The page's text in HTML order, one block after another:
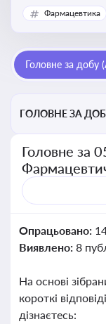
лікарських
аптек, з
Фармацевтика
Головне за добу
ГОЛОВНЕ ЗА
Головне за
Опрацьовано:
Виявлено: 8
На основі
короткі
дізнаєтесь: